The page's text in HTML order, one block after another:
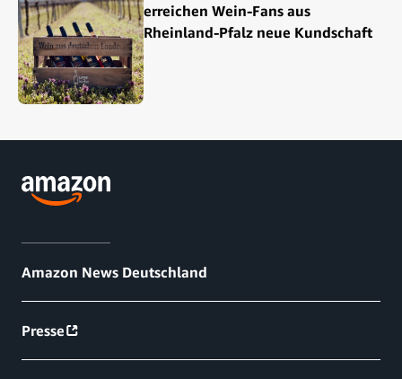
erreichen Wein-Fans aus
Rheinland-Pfalz neue Kundschaft
Amazon News Deutschland
Presse